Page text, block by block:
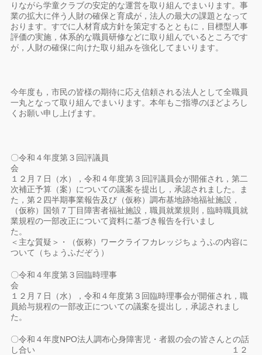
りながら学童クラブの安定的な運営を取り組んでまいります。事
業の拡大に伴う人財の確保と育成が，法人の最大の課題となって
おります。すでに人材育成方針を策定するとともに，目標型人事
評価の実施，体系的な職員研修などに取り組んでいるところです
が，人財の確保に向けた取り組みを強化してまいります。
今年度も，市民の皆様の期待に応え信頼される法人として全職員
一丸となって取り組んでまいります。本年もご指導のほどよろし
くお願い申し上げます。
〇令和４年度第３回評議員
１２月７日（水），令和４年度第３回評議員会が開催され，第二
次補正予算（案）についての議案を提出し，承認されました。ま
た，第２四半期事業報告及び（仮称）調布基地跡地福祉施設，
（仮称）国領７丁目障害者福祉施設，職員就業規則，臨時職員就
業規程の一部改正について資料に基づき報告を行いまし
た
＜主な質疑＞・（仮称）ワークライフカレッジちょうふの内容に
ついて（ちょうふだぞう）
〇令和４年度第３回臨時理事
１２月７日（水），令和４年度第３回臨時理事会が開催され，職
員給与規程の一部改正についての議案を提出し，承認されまし
た。
〇令和４年度NPO法人調布心身障害児・者親の会の皆さんとの話
し合い １２